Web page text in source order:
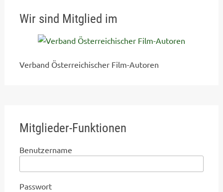
Wir sind Mitglied im
Verband Österreichischer Film-Autoren
Mitglieder-Funktionen
Benutzername
Passwort